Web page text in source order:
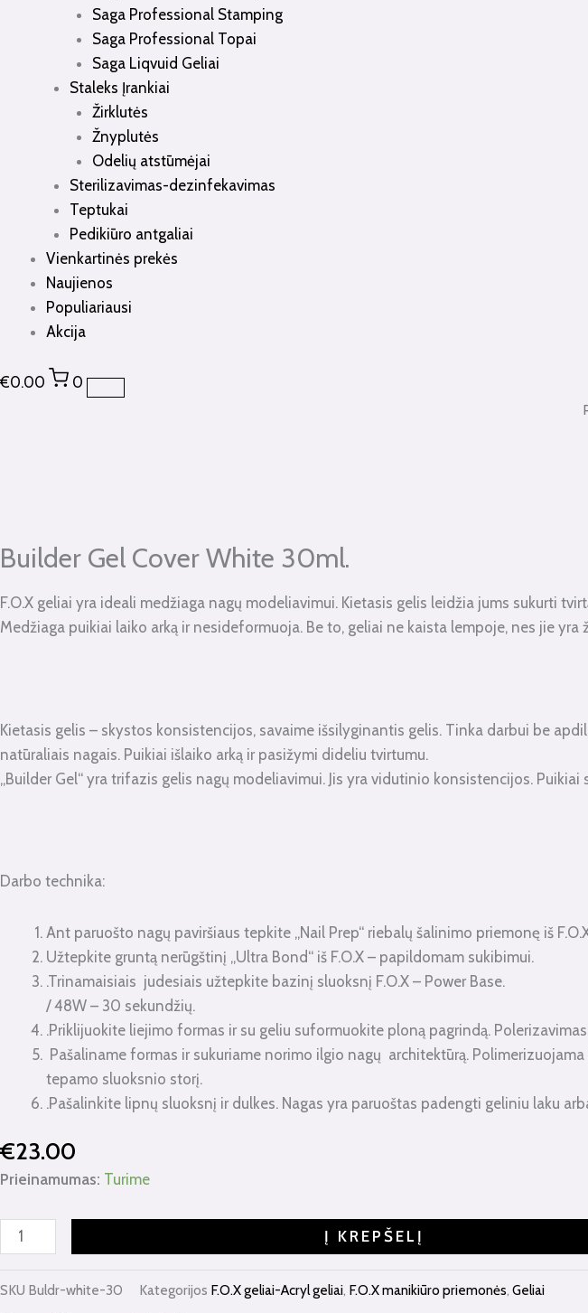
Saga Professional Stamping
Saga Professional Topai
Saga Liqvuid Geliai
Staleks Įrankiai
Žirklutės
Žnyplutės
Odelių atstūmėjai
Sterilizavimas-dezinfekavimas
Teptukai
Pedikiūro antgaliai
Vienkartinės prekės
Naujienos
Populiariausi
Akcija
€0.00 0
Builder Gel Cover White 30ml.
F.O.X geliai yra ideali medžiaga nagų modeliavimui. Kietasis gelis leidžia jums sukurti
Medžiaga puikiai laiko arką ir nesideformuoja. Be to, geliai ne kaista lempoje, nes jie yra
Kietasis gelis – skystos konsistencijos, savaime išsilyginantis gelis. Tinka darbui be
natūraliais nagais. Puikiai išlaiko arką ir pasižymi dideliu tvirtumu.
„Builder Gel“ yra trifazis gelis nagų modeliavimui. Jis yra vidutinio konsistencijos.
Darbo technika:
Ant paruošto nagų paviršiaus tepkite „Nail Prep“ riebalų šalinimo priemonę iš
Užtepkite gruntą nerūgštinį „Ultra Bond“ iš F.O.X – papildomam sukibimui.
.Trinamaisiais judesiais užtepkite bazinį sluoksnį F.O.X –
/ 48W – 30 sekundžių.
.Priklijuokite liejimo formas ir su geliu suformuokite ploną pagrindą.
Pašaliname formas ir sukuriame norimo ilgio nagų architektūrą.
tepamo sluoksnio storį.
.Pašalinkite lipnų sluoksnį ir dulkes. Nagas yra paruoštas
€23.00
Prieinamumas: Turime
30ml.
Į KREPŠELĮ
SKU Buldr-white-30 Kategorijos F.O.X geliai-Acryl geliai, F.O.X manikiūro priemonės, Geliai